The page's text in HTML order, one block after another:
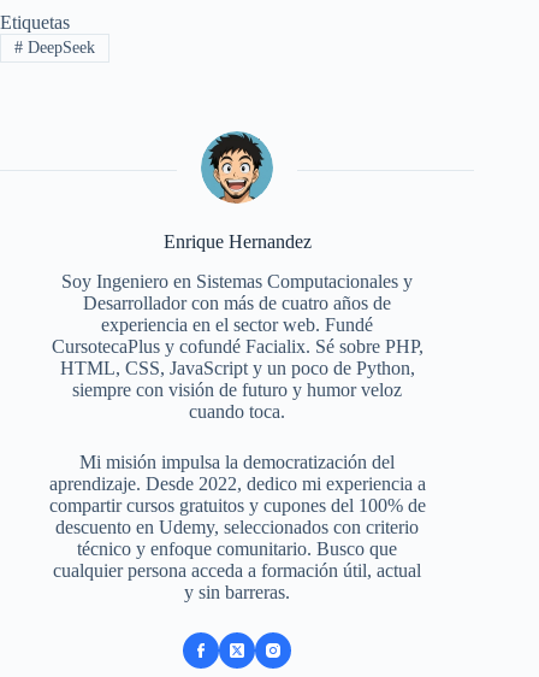
Etiquetas
#DeepSeek
Enrique Hernandez
Soy Ingeniero en Sistemas Computacionales y
Desarrollador con más de cuatro años de
experiencia en el sector web. Fundé
CursotecaPlus y cofundé Facialix. Sé sobre PHP,
HTML, CSS, JavaScript y un poco de Python,
siempre con visión de futuro y humor veloz
cuando toca.
Mi misión impulsa la democratización del
aprendizaje. Desde 2022, dedico mi experiencia a
compartir cursos gratuitos y cupones del 100% de
descuento en Udemy, seleccionados con criterio
técnico y enfoque comunitario. Busco que
cualquier persona acceda a formación útil, actual
y sin barreras.